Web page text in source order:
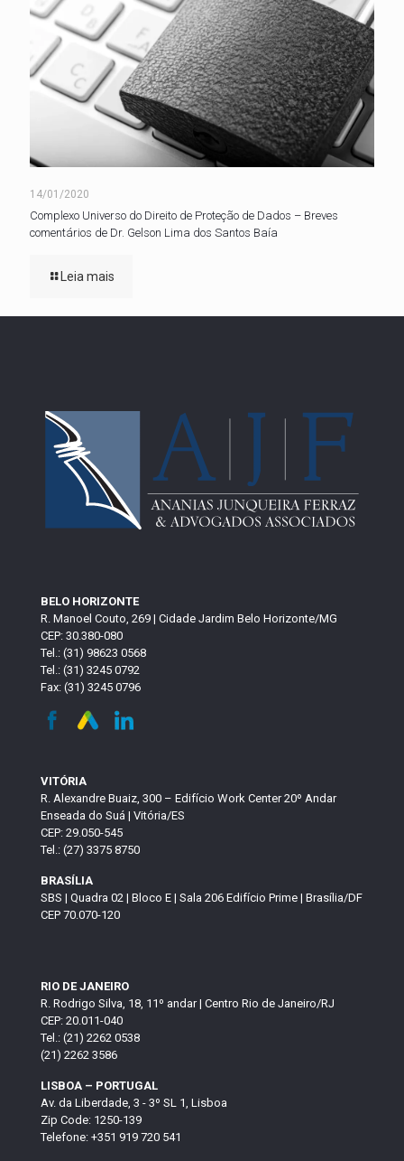
14/01/2020
Complexo Universo do Direito de Proteção de Dados – Breves
comentários de Dr. Gelson Lima dos Santos Baía
Leia mais
BELO HORIZONTE
R. Manoel Couto, 269 | Cidade Jardim Belo Horizonte/MG
CEP: 30.380-080
Tel.: (31) 98623 0568
Tel.: (31) 3245 0792
Fax: (31) 3245 0796
VITÓRIA
R. Alexandre Buaiz, 300 – Edifício Work Center 20º Andar
Enseada do Suá | Vitória/ES
CEP: 29.050-545
Tel.: (27) 3375 8750
BRASÍLIA
SBS | Quadra 02 | Bloco E | Sala 206 Edifício Prime | Brasília/DF
CEP 70.070-120
RIO DE JANEIRO
R. Rodrigo Silva, 18, 11º andar | Centro Rio de Janeiro/RJ
CEP: 20.011-040
Tel.: (21) 2262 0538
(21) 2262 3586
LISBOA – PORTUGAL
Av. da Liberdade, 3 - 3º SL 1, Lisboa
Zip Code: 1250-139
Telefone: +351 919 720 541